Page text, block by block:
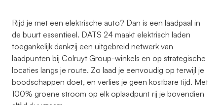
Rijd je met een elektrische auto? Dan is een laadpaal in
de buurt essentieel. DATS 24 maakt elektrisch laden
toegankelijk dankzij een uitgebreid netwerk van
laadpunten bij Colruyt Group-winkels en op strategische
locaties langs je route. Zo laad je eenvoudig op terwijl je
boodschappen doet, en verlies je geen kostbare tijd. Met
100% groene stroom op elk oplaadpunt rij je bovendien